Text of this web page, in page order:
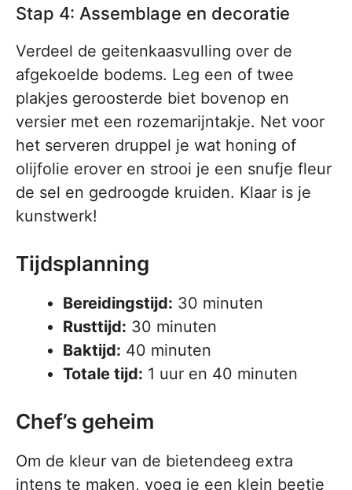
Stap 4: Assemblage en decoratie
Verdeel de geitenkaasvulling over de
afgekoelde bodems. Leg een of twee
plakjes geroosterde biet bovenop en
versier met een rozemarijntakje. Net voor
het serveren druppel je wat honing of
olijfolie erover en strooi je een snufje fleur
de sel en gedroogde kruiden. Klaar is je
kunstwerk!
Tijdsplanning
Bereidingstijd: 30 minuten
Rusttijd: 30 minuten
Baktijd: 40 minuten
Totale tijd: 1 uur en 40 minuten
Chef’s geheim
Om de kleur van de bietendeeg extra
intens te maken, voeg je een klein beetje